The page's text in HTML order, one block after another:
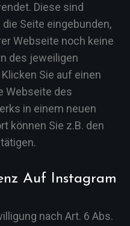
Diese sind
Seite eingebunden,
Webseite noch keine
des jeweiligen
Sie auf einen
Webseite des
in einem neuen
können Sie z.B. den
Auf Instagram
nach Art. 6 Abs.